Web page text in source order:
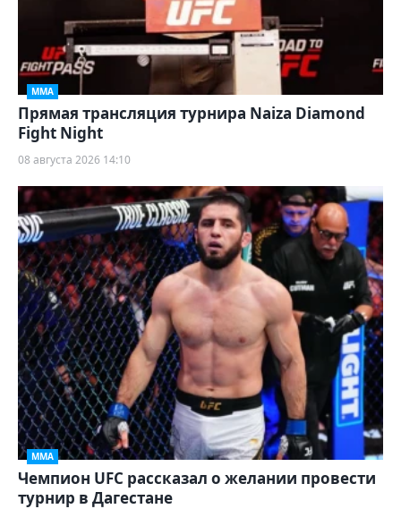
ММА
Прямая трансляция турнира Naiza Diamond
Fight Night
08 августа 2026 14:10
ММА
Чемпион UFC рассказал о желании провести
турнир в Дагестане